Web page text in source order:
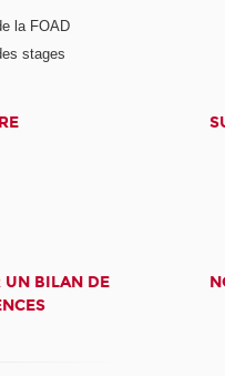
la FOAD
stages
UN BILAN DE